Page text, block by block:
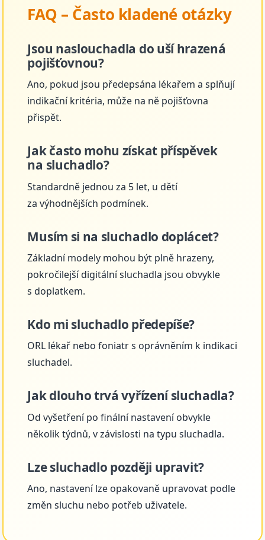
FAQ – Často kladené otázky
Jsou naslouchadla do uší hrazená
pojišťovnou?
Ano, pokud jsou předepsána lékařem a splňují
indikační kritéria, může na ně pojišťovna
přispět.
Jak často mohu získat příspěvek
na sluchadlo?
Standardně jednou za 5 let, u dětí
za výhodnějších podmínek.
Musím si na sluchadlo doplácet?
Základní modely mohou být plně hrazeny,
pokročilejší digitální sluchadla jsou obvykle
s doplatkem.
Kdo mi sluchadlo předepíše?
ORL lékař nebo foniatr s oprávněním k indikaci
sluchadel.
Jak dlouho trvá vyřízení sluchadla?
Od vyšetření po finální nastavení obvykle
několik týdnů, v závislosti na typu sluchadla.
Lze sluchadlo později upravit?
Ano, nastavení lze opakovaně upravovat podle
změn sluchu nebo potřeb uživatele.